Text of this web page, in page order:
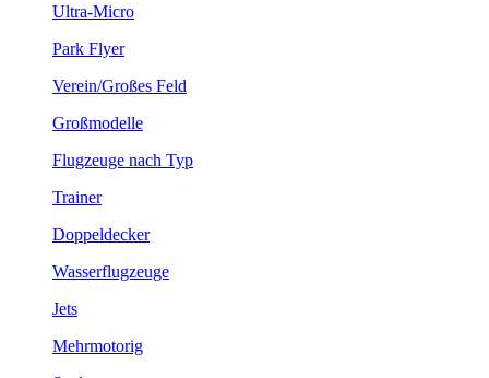
Ultra-Micro
Park Flyer
Verein/Großes Feld
Großmodelle
Flugzeuge nach Typ
Trainer
Doppeldecker
Wasserflugzeuge
Jets
Mehrmotorig